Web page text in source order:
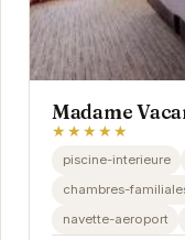
Madame
★★★★★
piscine-interieure
chambres-
navette-aeroport